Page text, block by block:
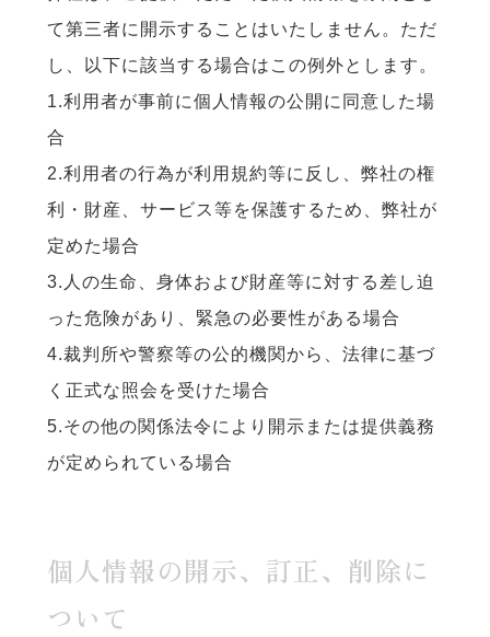
て第三者に開示することはいたしません。ただ
し、以下に該当する場合はこの例外とします。
1.利用者が事前に個人情報の公開に同意した場
合
2.利用者の行為が利用規約等に反し、弊社の権
利・財産、サービス等を保護するため、弊社が
定めた場合
3.人の生命、身体および財産等に対する差し迫
った危険があり、緊急の必要性がある場合
4.裁判所や警察等の公的機関から、法律に基づ
く正式な照会を受けた場合
5.その他の関係法令により開示または提供義務
が定められている場合
個人情報の開示、訂正、削除に
ついて